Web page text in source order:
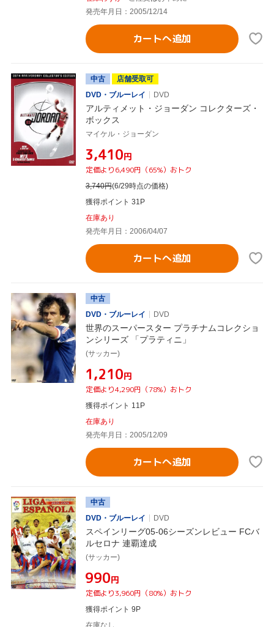
発売年月日：2005/12/14
カートへ追加
中古
店舗受取可
DVD・ブルーレイ
DVD
アルティメット・ジョーダン コレクターズ・
ボックス
マイケル・ジョーダン
¥3,410円
定価より6,490円（65%）おトク
3,740円(6/29時点の価格)
獲得ポイント 31P
在庫あり
発売年月日：2006/04/07
カートへ追加
中古
DVD・ブルーレイ
DVD
世界のスーパースター プラチナムコレクショ
ンシリーズ 「プラティニ」
(サッカー)
¥1,210円
定価より4,290円（78%）おトク
獲得ポイント 11P
在庫あり
発売年月日：2005/12/09
カートへ追加
中古
DVD・ブルーレイ
DVD
スペインリーグ05-06シーズンレビュー FCバ
ルセロナ 連覇達成
(サッカー)
¥990円
定価より3,960円（80%）おトク
獲得ポイント 9P
在庫なし